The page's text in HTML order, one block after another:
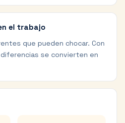
el trabajo
que pueden chocar. Con
diferencias se convierten en